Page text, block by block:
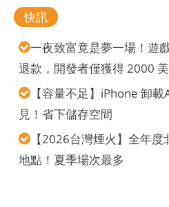
快訊
一夜致富竟是夢一場！遊
退款，開發者僅獲得 2000
【容量不足】iPhone 卸
見！省下儲存空間
【2026台灣煙火】全年度
地點！夏季場次最多